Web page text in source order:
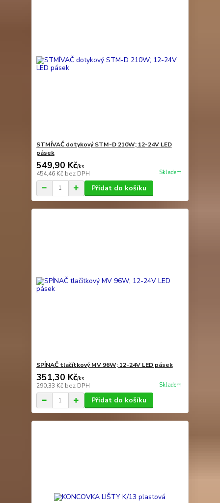
STMÍVAČ dotykový STM-D 210W; 12-24V LED
pásek
549,90 Kč/ks
454,46 Kč bez DPH Skladem
Přidat do košíku
SPÍNAČ tlačítkový MV 96W; 12-24V LED pásek
351,30 Kč/ks
290,33 Kč bez DPH Skladem
Přidat do košíku